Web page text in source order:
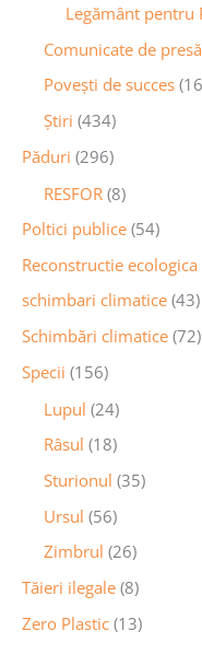
Legământ pentru
Comunicate de presă
Povești de succes
Știri (434)
Păduri (296)
RESFOR (8)
Poltici publice (54)
Reconstructie ecologica
schimbari climatice (43)
Schimbări climatice (72)
Specii (156)
Lupul (24)
Râsul (18)
Sturionul (35)
Ursul (56)
Zimbrul (26)
Tăieri ilegale (8)
Zero Plastic (13)